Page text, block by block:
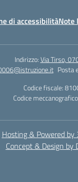
di accessibilitàNote
Indirizzo:Via Tirso,
Posta
Codice fiscale:
Codice
Hosting & Powered by
Concept & Design by